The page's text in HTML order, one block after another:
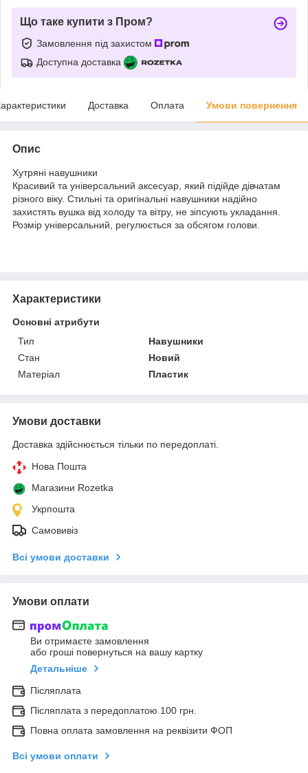
Що таке купити з Пром?
Замовлення під захистом
Доступна доставка
Доставка Оплата Умови повернення
Опис
Хутряні навушники
Красивий та універсальний аксесуар, який підійде дівчатам
різного віку. Стильні та оригінальні навушники надійно
захистять вушка від холоду та вітру, не зіпсують укладання.
Розмір універсальний, регулюється за обсягом голови.
Характеристики
Основні атрибути
Тип
Навушники
Стан
Новий
Матеріал
Пластик
Умови доставки
Доставка здійснюється тільки по передоплаті.
Нова Пошта
Магазини Rozetka
Укрпошта
Самовивіз
Всі умови доставки
Умови оплати
Ви отримаєте замовлення
або гроші повернуться на вашу картку
Детальніше
Післяплата
Післяплата з передоплатою 100 грн.
Повна оплата замовлення на реквізити ФОП
Всі умови оплати